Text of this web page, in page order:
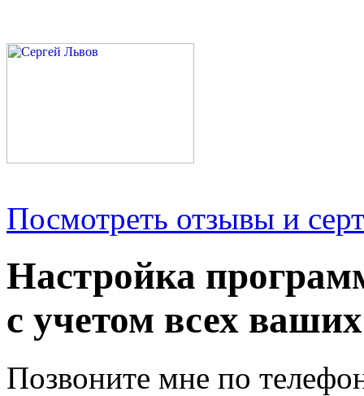
Посмотреть отзывы и
Настройка
с учетом всех
Позвоните мне по